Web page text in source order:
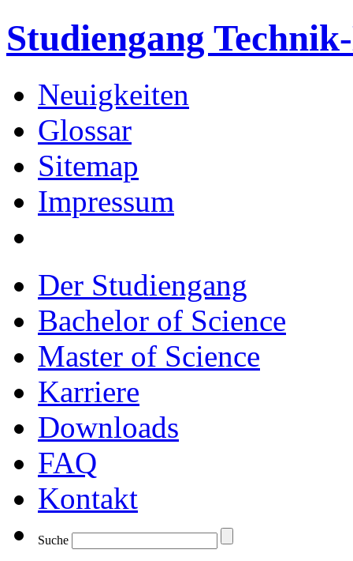
Studiengang
Neuigkeiten
Glossar
Sitemap
Impressum
Der Studiengang
Bachelor of Science
Master of Science
Karriere
Downloads
FAQ
Kontakt
Suche